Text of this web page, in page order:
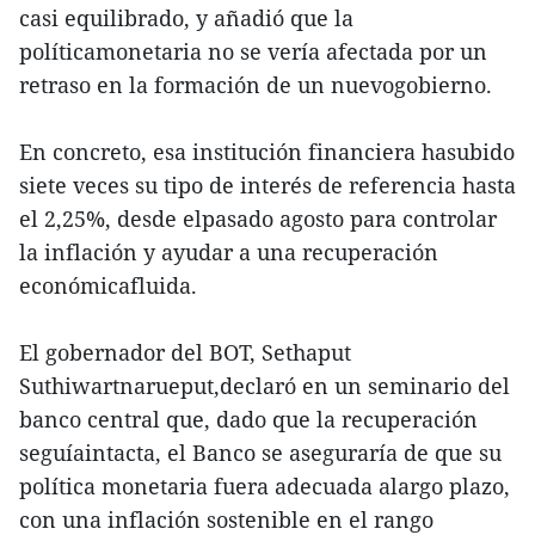
casi equilibrado, y añadió que la
políticamonetaria no se vería afectada por un
retraso en la formación de un nuevogobierno.
En concreto, esa institución financiera hasubido
siete veces su tipo de interés de referencia hasta
el 2,25%, desde elpasado agosto para controlar
la inflación y ayudar a una recuperación
económicafluida.
El gobernador del BOT, Sethaput
Suthiwartnarueput,declaró en un seminario del
banco central que, dado que la recuperación
seguíaintacta, el Banco se aseguraría de que su
política monetaria fuera adecuada alargo plazo,
con una inflación sostenible en el rango